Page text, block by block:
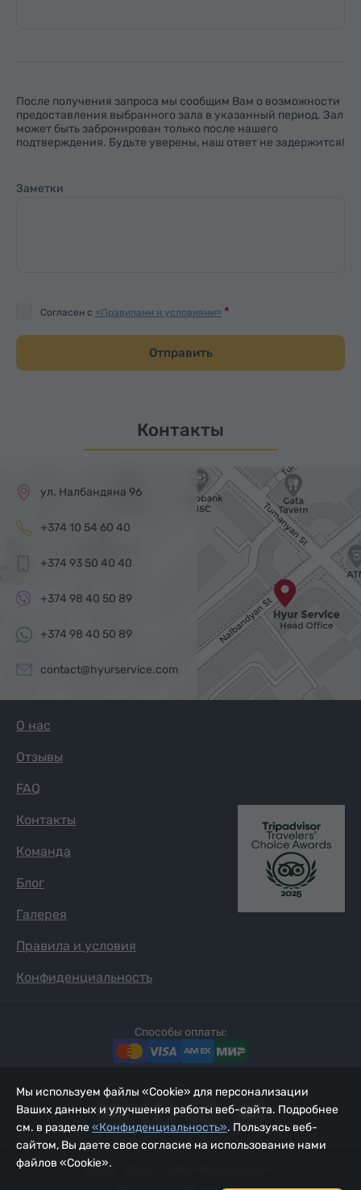
После получения запроса мы сообщим Вам о возможности
предоставления выбранного зала в указанный период. Зал
может быть забронирован только после нашего
подтверждения. Будьте уверены, наш ответ не задержится!
Заметки
Согласен с «Правилами и условиями»
Отправить
Контакты
ул. Налбандяна 96
+374 10 54 60 40
+374 93 50 40 40
+374 98 40 50 89
+374 98 40 50 89
contact@hyurservice.com
О нас
Отзывы
FAQ
Контакты
Команда
Блог
Галерея
Правила и условия
Конфиденциальность
Способы оплаты:
2002 - 2026, © ООО «Йур Сервис»;
Мы используем файлы «Cookie» для персонализации
Ваших данных и улучшения работы веб-сайта. Подробнее
см. в разделе«Конфиденциальность». Пользуясь веб-
сайтом, Вы даете свое согласие на использование нами
файлов «Cookie».